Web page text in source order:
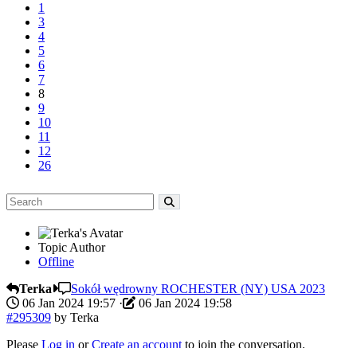
1
3
4
5
6
7
8
9
10
11
12
26
Topic Author
Offline
Terka
Sokół wędrowny ROCHESTER (NY) USA 2023
06 Jan 2024 19:57 ·
06 Jan 2024 19:58
#295309 by Terka
Please Log in orCreate an account to join the conversation.